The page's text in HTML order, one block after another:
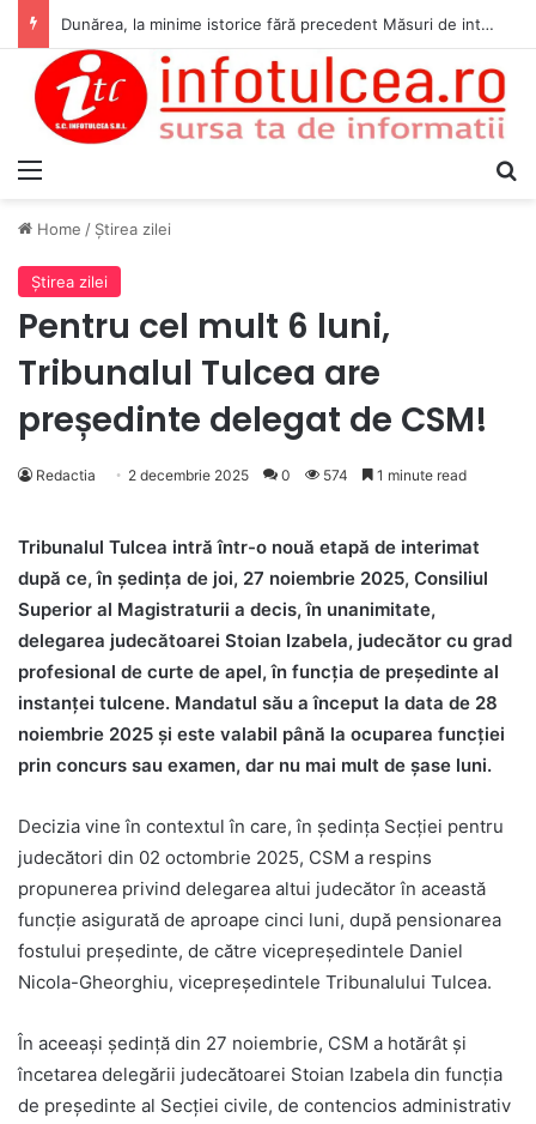
Dunărea, la minime istorice fără precedent Măsuri de intervenție pentru menținerea debitelor minime, necesare pentru producția de energie nucleară
Home / Ştirea zilei
Ştirea zilei
Pentru cel mult 6 luni,
Tribunalul Tulcea are
președinte delegat de CSM!
Redactia 2 decembrie 2025 0 574 1 minute read
Tribunalul Tulcea intră într-o nouă etapă de interimat
după ce, în ședința de joi, 27 noiembrie 2025, Consiliul
Superior al Magistraturii a decis, în unanimitate,
delegarea judecătoarei Stoian Izabela, judecător cu grad
profesional de curte de apel, în funcția de președinte al
instanței tulcene. Mandatul său a început la data de 28
noiembrie 2025 și este valabil până la ocuparea funcției
prin concurs sau examen, dar nu mai mult de șase luni.
Decizia vine în contextul în care, în ședința Secției pentru
judecători din 02 octombrie 2025, CSM a respins
propunerea privind delegarea altui judecător în această
funcție asigurată de aproape cinci luni, după pensionarea
fostului președinte, de către vicepreședintele Daniel
Nicola-Gheorghiu, vicepreședintele Tribunalului Tulcea.
În aceeași ședință din 27 noiembrie, CSM a hotărât și
încetarea delegării judecătoarei Stoian Izabela din funcția
de președinte al Secției civile, de contencios administrativ